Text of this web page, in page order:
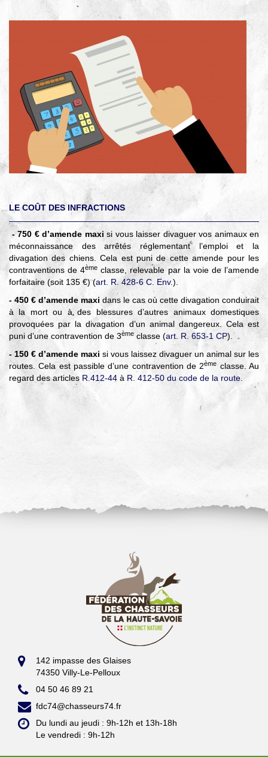
LE COÛT DES INFRACTIONS
- 750 € d’amende maxi si vous laisser divaguer vos animaux en
méconnaissance des arrêtés réglementant l’emploi et la
divagation des chiens. Cela est puni de cette amende pour les
contraventions de 4ème classe, relevable par la voie de l’amende
forfaitaire (soit 135 €) (art. R. 428-6 C. Env.).
- 450 € d’amende maxi dans le cas où cette divagation conduirait
à la mort ou à des blessures d’autres animaux domestiques
provoquées par la divagation d’un animal dangereux. Cela est
puni d’une contravention de 3ème classe (art. R. 653-1 CP).
- 150 € d’amende maxi si vous laissez divaguer un animal sur les
routes. Cela est passible d’une contravention de 2ème classe. Au
regard des articles R.412-44 à R. 412-50 du code de la route
142 impasse des Glaises
74350 Villy-Le-Pelloux
04 50 46 89 21
fdc74@chasseurs74.fr
Du lundi au jeudi : 9h-12h et 13h-18h
Le vendredi : 9h-12h